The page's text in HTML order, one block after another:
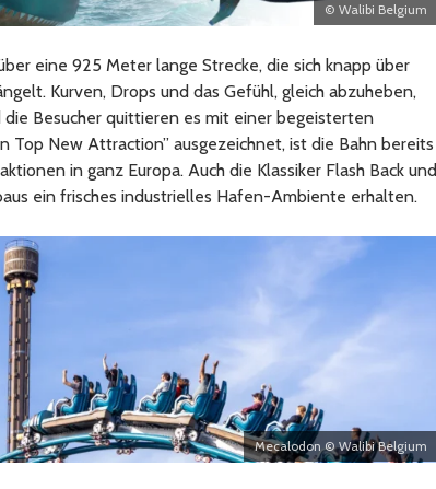
© Walibi Belgium
eine 925 Meter lange Strecke, die sich knapp über
Kurven, Drops und das Gefühl, gleich abzuheben,
Besucher quittieren es mit einer begeisterten
Top New Attraction” ausgezeichnet, ist die Bahn bereits
in ganz Europa. Auch die Klassiker Flash Back und
ein frisches industrielles Hafen-Ambiente erhalten.
Mecalodon © Walibi Belgium